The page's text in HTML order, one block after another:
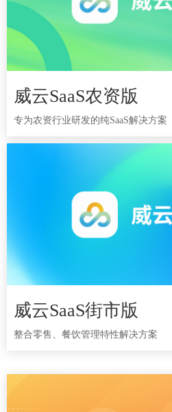
威云SaaS农资版
专为农资行业研发的纯SaaS解决方案
威云SaaS农资版
专为农资行业研发的纯SaaS解决方案
威云SaaS街市版
整合零售、餐饮管理特性解决方案
威云SaaS街市版
整合零售、餐饮管理特性解决方案